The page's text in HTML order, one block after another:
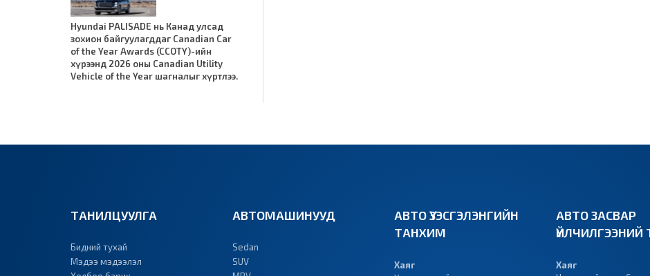
Hyundai PALISADE нь Канад улсад
зохион байгуулагддаг Canadian Car
of the Year Awards (CCOTY)-ийн
хүрээнд 2026 оны Canadian Utility
Vehicle of the Year шагналыг хүртлээ.
ТАНИЛЦУУЛГА
Бидний тухай
Мэдээ мэдээлэл
АВТОМАШИНУУД
Sedan
SUV
АВТО ҮЗЭСГЭЛЭНГИЙН
ТАНХИМ
Хаяг
АВТО ЗАСВАР
ҮЙЛЧИЛГЭЭНИЙ
Хаяг